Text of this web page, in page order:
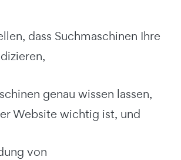
dass Suchmaschinen Ihre
genau wissen lassen,
Website wichtig ist, und
von